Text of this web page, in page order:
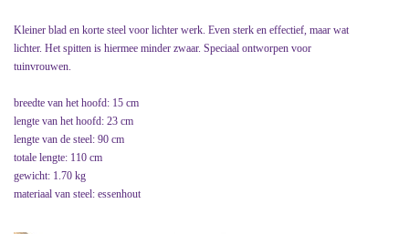
Kleiner blad en korte steel voor lichter werk. Even sterk en effectief, maar wat
lichter. Het spitten is hiermee minder zwaar. Speciaal ontworpen voor
tuinvrouwen.
breedte van het hoofd: 15 cm
lengte van het hoofd: 23 cm
lengte van de steel: 90 cm
totale lengte: 110 cm
gewicht: 1.70 kg
materiaal van steel: essenhout